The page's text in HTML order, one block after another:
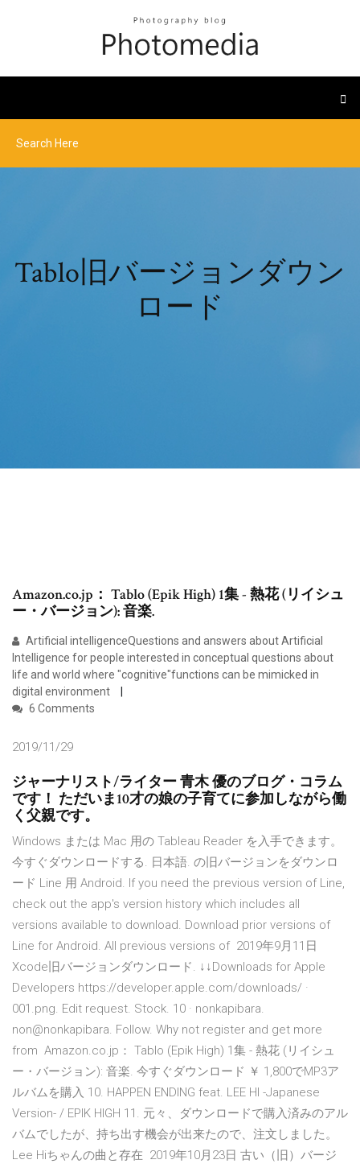
Tablo旧バージョンダウン
ロード
Amazon.co.jp： Tablo (Epik High) 1集 - 熱花 (リイシュ
ー・バージョン): 音楽.
Artificial intelligenceQuestions and answers about Artificial
Intelligence for people interested in conceptual questions about
life and world where "cognitive"functions can be mimicked in
digital environment
6 Comments
2019/11/29
ジャーナリスト/ライター 青木 優のブログ・コラム
です！ ただいま10才の娘の子育てに参加しながら働
く父親です。
Windows または Mac 用の Tableau Reader を入手できます。
今すぐダウンロードする. 日本語. の旧バージョンをダウンロ
ード Line 用 Android. If you need the previous version of Line,
check out the app's version history which includes all
versions available to download. Download prior versions of
Line for Android. All previous versions of 2019年9月11日
Xcode旧バージョンダウンロード. ↓↓Downloads for Apple
Developers https://developer.apple.com/downloads/ ·
001.png. Edit request. Stock. 10 · nonkapibara.
non@nonkapibara. Follow. Why not register and get more
from Amazon.co.jp： Tablo (Epik High) 1集 - 熱花 (リイシュ
ー・バージョン): 音楽. 今すぐダウンロード ￥ 1,800でMP3ア
ルバムを購入 10. HAPPEN ENDING feat. LEE HI -Japanese
Version- / EPIK HIGH 11. 元々、ダウンロードで購入済みのアル
バムでしたが、持ち出す機会が出来たので、注文しました。
Lee Hiちゃんの曲と存在 2019年10月23日 古い（旧）バージ